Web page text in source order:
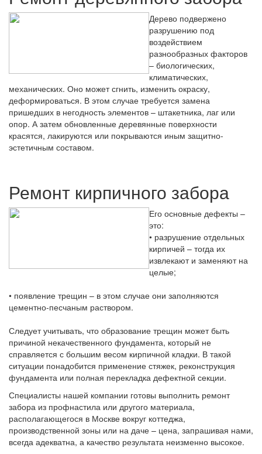
Дерево подвержено
разрушению под
воздействием
разнообразных факторов
– биологических,
климатических,
механических. Оно может сгнить, изменить окраску,
деформироваться. В этом случае требуется замена
пришедших в негодность элементов – штакетника, лаг или
опор. А затем обновленные деревянные поверхности
красятся, лакируются или покрываются иным защитно-
эстетичным составом.
Ремонт кирпичного забора
Его основные дефекты –
это:
• разрушение отдельных
кирпичей – тогда их
извлекают и заменяют на
целые;
• появление трещин – в этом случае они заполняются
цементно-песчаным раствором.
Следует учитывать, что образование трещин может быть
причиной некачественного фундамента, который не
справляется с большим весом кирпичной кладки. В такой
ситуации понадобится применение стяжек, реконструкция
фундамента или полная перекладка дефектной секции.
Специалисты нашей компании готовы выполнить ремонт
забора из профнастила или другого материала,
располагающегося в Москве вокруг коттеджа,
производственной зоны или на даче – цена, запрашивая нами,
всегда адекватна, а качество результата неизменно высокое.